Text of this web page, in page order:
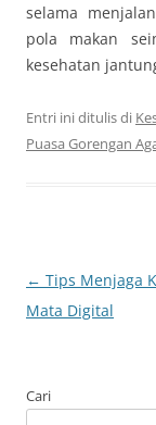
selama
pola makan
kesehatan
Entri ini ditulis di
Puasa Gorengan
Navigasi
Tulisan
← Tips Menjaga
Mata Digital
Cari